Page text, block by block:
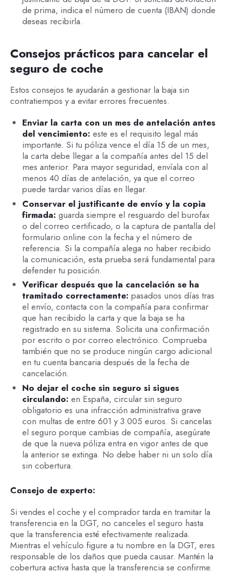
de prima, indica el número de cuenta (IBAN) donde
deseas recibirla.
Consejos prácticos para cancelar el
seguro de coche
Estos consejos te ayudarán a gestionar la baja sin
contratiempos y a evitar errores frecuentes.
Enviar la carta con un mes de antelación antes
del vencimiento: este es el requisito legal más
importante. Si tu póliza vence el día 15 de un mes,
la carta debe llegar a la compañía antes del 15 del
mes anterior. Para mayor seguridad, envíala con al
menos 40 días de antelación, ya que el correo
puede tardar varios días en llegar.
Conservar el justificante de envío y la copia
firmada: guarda siempre el resguardo del burofax
o del correo certificado, o la captura de pantalla del
formulario online con la fecha y el número de
referencia. Si la compañía alega no haber recibido
la comunicación, esta prueba será fundamental para
defender tu posición.
Verificar después que la cancelación se ha
tramitado correctamente: pasados unos días tras
el envío, contacta con la compañía para confirmar
que han recibido la carta y que la baja se ha
registrado en su sistema. Solicita una confirmación
por escrito o por correo electrónico. Comprueba
también que no se produce ningún cargo adicional
en tu cuenta bancaria después de la fecha de
cancelación.
No dejar el coche sin seguro si sigues
circulando: en España, circular sin seguro
obligatorio es una infracción administrativa grave
con multas de entre 601 y 3.005 euros. Si cancelas
el seguro porque cambias de compañía, asegúrate
de que la nueva póliza entra en vigor antes de que
la anterior se extinga. No debe haber ni un solo día
sin cobertura.
Consejo de experto:
Si vendes el coche y el comprador tarda en tramitar la
transferencia en la DGT, no canceles el seguro hasta
que la transferencia esté efectivamente realizada.
Mientras el vehículo figure a tu nombre en la DGT, eres
responsable de los daños que pueda causar. Mantén la
cobertura activa hasta que la transferencia se confirme.